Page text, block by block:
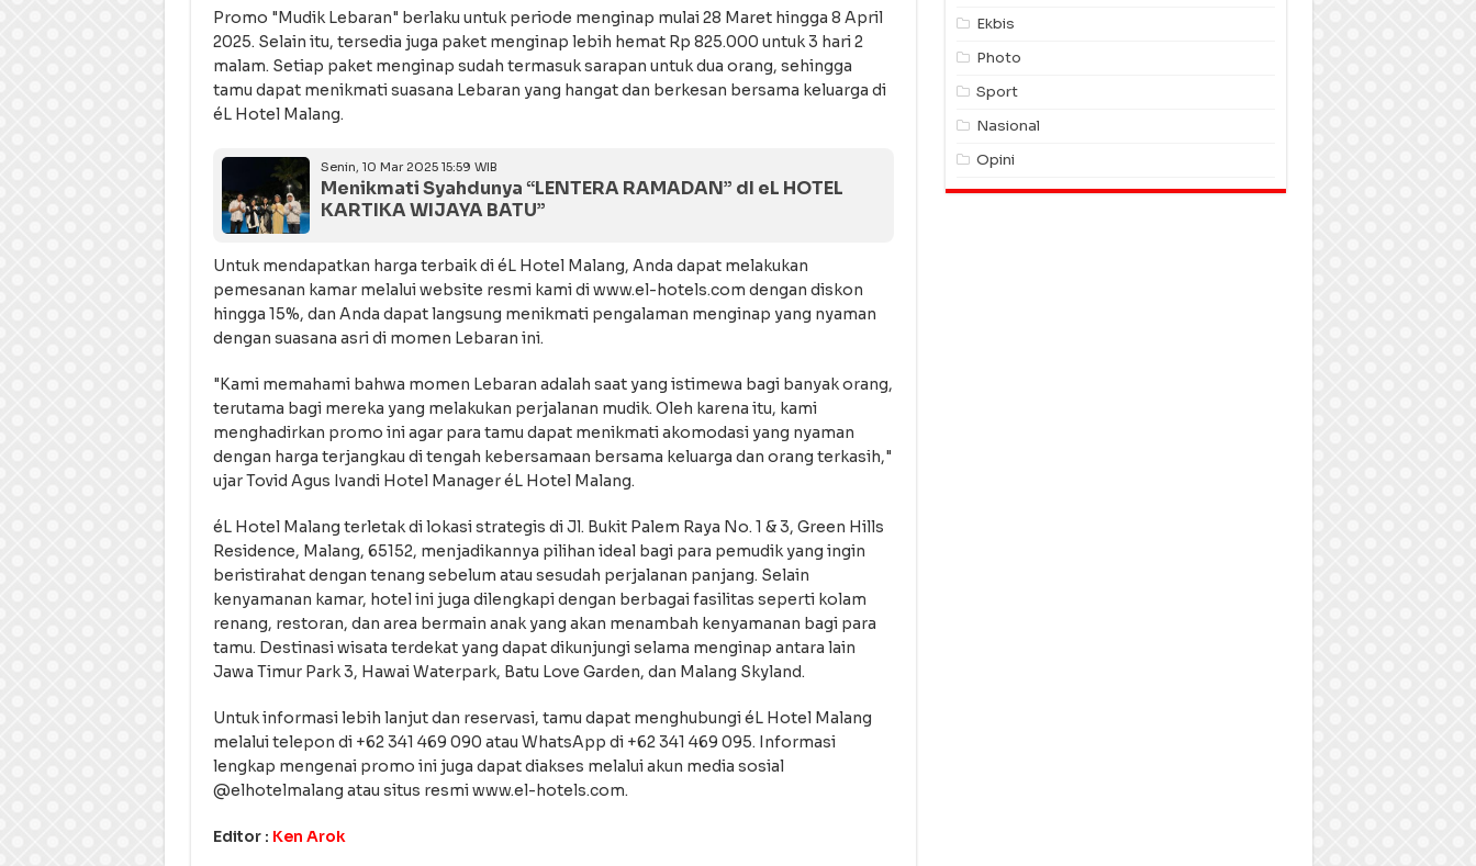
Promo "Mudik Lebaran" berlaku untuk periode menginap mulai 28 Maret hingga 8 April
2025. Selain itu, tersedia juga paket menginap lebih hemat Rp 825.000 untuk 3 hari 2
malam. Setiap paket menginap sudah termasuk sarapan untuk dua orang, sehingga
tamu dapat menikmati suasana Lebaran yang hangat dan berkesan bersama keluarga di
éL Hotel Malang.
Senin, 10 Mar 2025 15:59 WIB
Menikmati Syahdunya “LENTERA RAMADAN” dI eL HOTEL
KARTIKA WIJAYA BATU”
Untuk mendapatkan harga terbaik di éL Hotel Malang, Anda dapat melakukan
pemesanan kamar melalui website resmi kami di www.el-hotels.com dengan diskon
hingga 15%, dan Anda dapat langsung menikmati pengalaman menginap yang nyaman
dengan suasana asri di momen Lebaran ini.
"Kami memahami bahwa momen Lebaran adalah saat yang istimewa bagi banyak orang,
terutama bagi mereka yang melakukan perjalanan mudik. Oleh karena itu, kami
menghadirkan promo ini agar para tamu dapat menikmati akomodasi yang nyaman
dengan harga terjangkau di tengah kebersamaan bersama keluarga dan orang terkasih,"
ujar Tovid Agus Ivandi Hotel Manager éL Hotel Malang.
éL Hotel Malang terletak di lokasi strategis di Jl. Bukit Palem Raya No. 1 & 3, Green Hills
Residence, Malang, 65152, menjadikannya pilihan ideal bagi para pemudik yang ingin
beristirahat dengan tenang sebelum atau sesudah perjalanan panjang. Selain
kenyamanan kamar, hotel ini juga dilengkapi dengan berbagai fasilitas seperti kolam
renang, restoran, dan area bermain anak yang akan menambah kenyamanan bagi para
tamu. Destinasi wisata terdekat yang dapat dikunjungi selama menginap antara lain
Jawa Timur Park 3, Hawai Waterpark, Batu Love Garden, dan Malang Skyland.
Untuk informasi lebih lanjut dan reservasi, tamu dapat menghubungi éL Hotel Malang
melalui telepon di +62 341 469 090 atau WhatsApp di +62 341 469 095. Informasi
lengkap mengenai promo ini juga dapat diakses melalui akun media sosial
@elhotelmalang atau situs resmi www.el-hotels.com.
Editor : Ken Arok
Ekbis
Photo
Sport
Nasional
Opini